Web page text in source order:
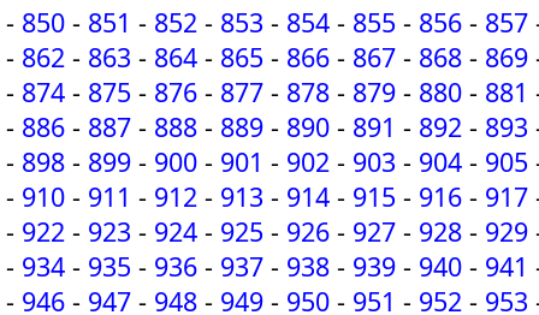
- 850 - 851 - 852 - 853 - 854 - 855 - 856 - 857
- 862 - 863 - 864 - 865 - 866 - 867 - 868 - 869
- 874 - 875 - 876 - 877 - 878 - 879 - 880 - 881
- 886 - 887 - 888 - 889 - 890 - 891 - 892 - 893
- 898 - 899 - 900 - 901 - 902 - 903 - 904 - 905
- 910 - 911 - 912 - 913 - 914 - 915 - 916 - 917
- 922 - 923 - 924 - 925 - 926 - 927 - 928 - 929
- 934 - 935 - 936 - 937 - 938 - 939 - 940 - 941
- 946 - 947 - 948 - 949 - 950 - 951 - 952 - 953